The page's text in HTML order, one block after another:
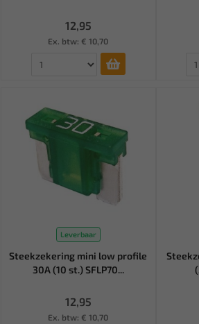
12,95
Ex. btw: € 10,70
Leverbaar
Steekzekering mini low profile
30A (10 st.) SFLP70...
12,95
Ex. btw: € 10,70